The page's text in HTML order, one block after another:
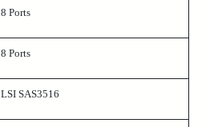
8 Ports
8 Ports
LSI SAS3516